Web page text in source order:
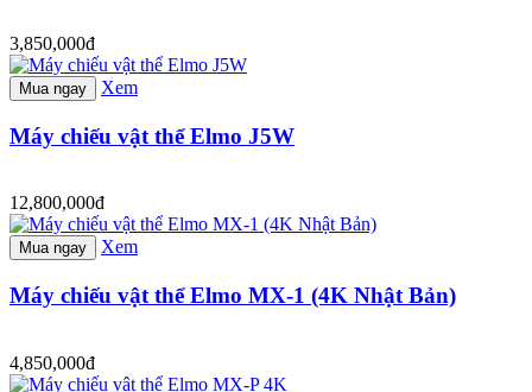
3,850,000đ
Mua ngay Xem
Máy chiếu vật thể Elmo J5W
12,800,000đ
Mua ngay Xem
Máy chiếu vật thể Elmo MX-1 (4K Nhật Bản)
4,850,000đ